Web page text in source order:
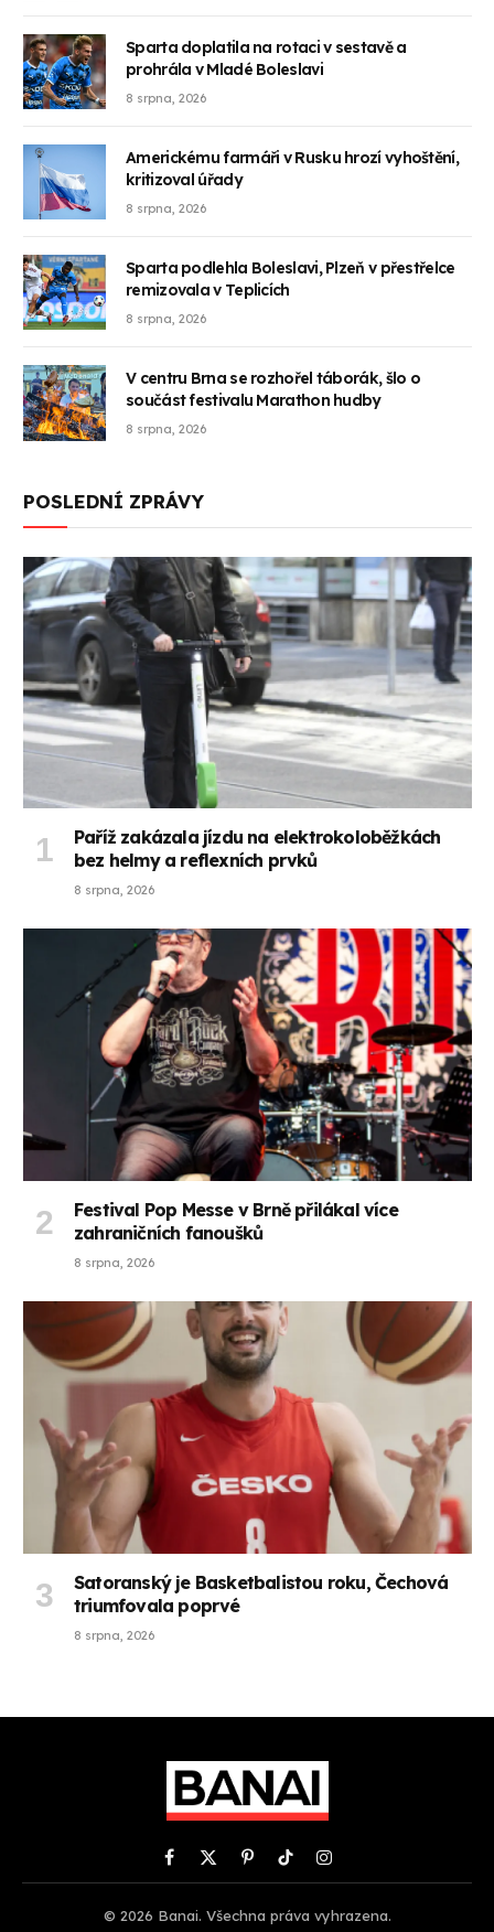
Sparta doplatila na rotaci v sestavě a
prohrála v Mladé Boleslavi
8 srpna, 2026
Americkému farmáři v Rusku hrozí vyhoštění,
kritizoval úřady
8 srpna, 2026
Sparta podlehla Boleslavi, Plzeň v přestřelce
remizovala v Teplicích
8 srpna, 2026
V centru Brna se rozhořel táborák, šlo o
součást festivalu Marathon hudby
8 srpna, 2026
POSLEDNÍ ZPRÁVY
Paříž zakázala jízdu na elektrokoloběžkách
bez helmy a reflexních prvků
8 srpna, 2026
Festival Pop Messe v Brně přilákal více
zahraničních fanoušků
8 srpna, 2026
Satoranský je Basketbalistou roku, Čechová
triumfovala poprvé
8 srpna, 2026
Facebook
X
(Twitter)
PinterestTikTokInstagram
© 2026 Banai. Všechna práva vyhrazena.